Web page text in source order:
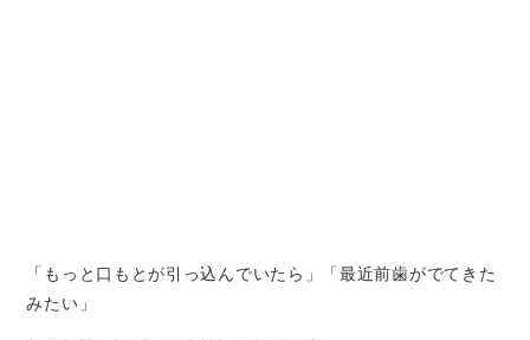
「もっと口もとが引っ込んでいたら」「最近前歯がでてきた
みたい」